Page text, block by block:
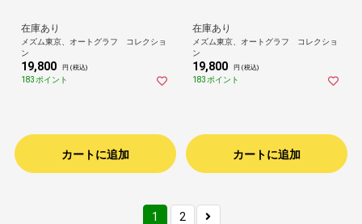
在庫あり
メズム東京、オートグラフ コレクショ
ン
19,800 円 (税込)
183ポイント
カートに追加
在庫あり
メズム東京、オートグラフ コレクショ
ン
19,800 円 (税込)
183ポイント
カートに追加
1 2